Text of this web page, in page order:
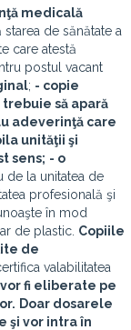
medicală
starea de sănătate a
care atestă
postul vacant
; - copie
să apară
adeverinţă care
unităţii şi
sens; - o
de la unitatea de
profesională şi
în mod
de plastic. Copiile
de
valabilitatea
fi eliberate pe
Doar dosarele
şi vor intra în